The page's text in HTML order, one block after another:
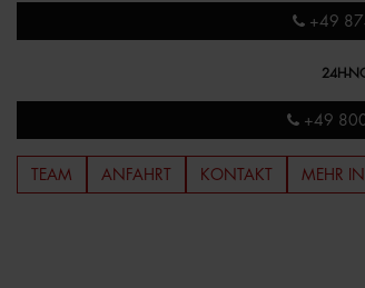
+49
24H-
+49
TEAM ANFAHRT KONTAKT MEHR